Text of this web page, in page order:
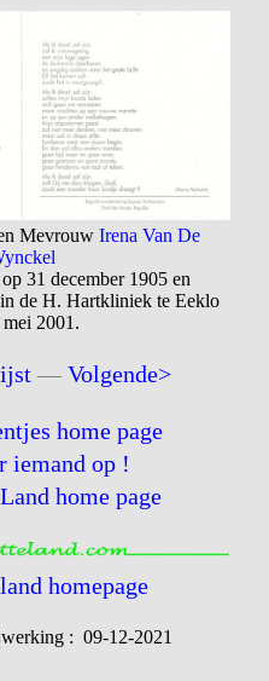
MevrouwIrena Van De
31 december 1905 en
de H. Hartkliniek te Eeklo
2001.
—Volgende>
home page
iemand op !
home page
homepage
: 09-12-2021